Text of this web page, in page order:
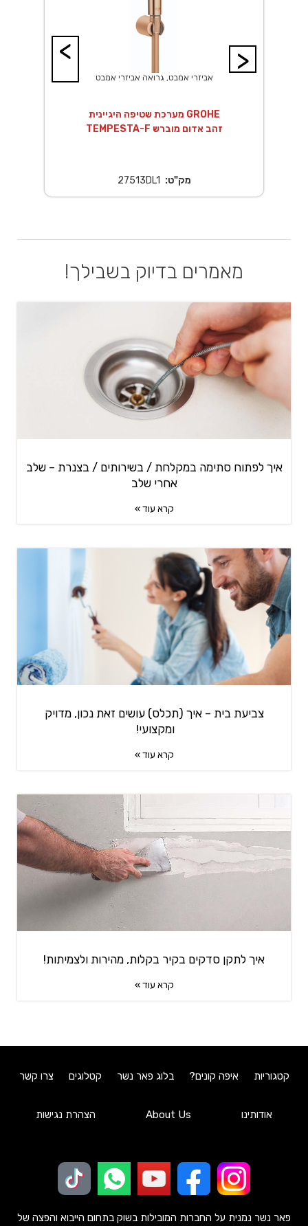
>
אביזרי אמבט, גרואה אביזרי אמבט
מערכת שטיפה היגיינית GROHE
TEMPESTA-F זהב אדום מוברש
מק"ט: 27513DL1
<
מאמרים בדיוק בשבילך!
איך לפתוח סתימה במקלחת / בשירותים / בצנרת – שלב
אחרי שלב
קרא עוד »
צביעת בית – איך (תכלס) עושים זאת נכון, מדויק
ומקצועי!
קרא עוד »
איך לתקן סדקים בקיר בקלות, מהירות ולצמיתות!
קרא עוד »
קטגוריות איפה קונים? בלוג פאר נשר קטלוגים צרו קשר
אודותינו About Us הצהרת נגישות
פאר נשר נמנית על החברות המובילות בשוק בתחום הייבוא והפצה של